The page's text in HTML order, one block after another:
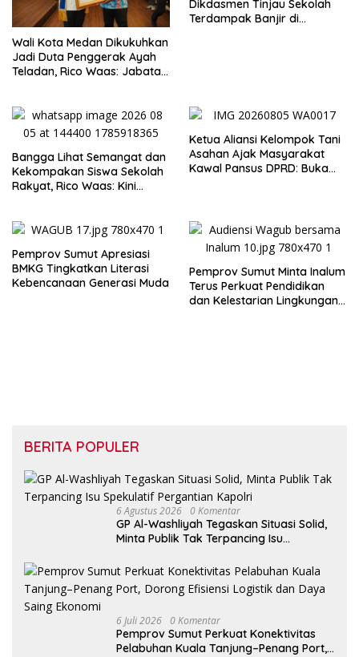
Wali Kota Medan Dikukuhkan
Jadi Duta Penggerak Ayah
Teladan, Rico Waas: Jabatan
Dikdasmen Tinjau Sekolah
Terdampak Banjir di
Bangga Lihat Semangat dan
Kekompakan Siswa Sekolah
Rakyat, Rico Waas: Kini
Ketua Aliansi Kelompok Tani
Asahan Ajak Masyarakat
Kawal Pansus DPRD: Buka
Pemprov Sumut Apresiasi
BMKG Tingkatkan Literasi
Kebencanaan Generasi Muda
Pemprov Sumut Minta Inalum
Terus Perkuat Pendidikan
dan Kelestarian Lingkungan
BERITA POPULER
6 Agustus 2026 0 Komentar
GP Al-Washliyah Tegaskan Situasi Solid,
Minta Publik Tak Terpancing Isu
6 Juli 2026 0 Komentar
Pemprov Sumut Perkuat Konektivitas
Pelabuhan Kuala Tanjung–Penang Port,